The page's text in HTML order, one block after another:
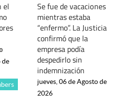
el
de
Se fue de vacaciones
mientras estaba
“enfermo”. La Justicia
confirmó que la
empresa podía
despedirlo sin
indemnización
jueves, 06 de Agosto de
2026